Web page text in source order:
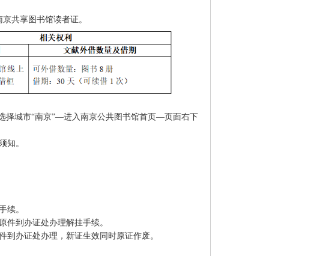
共享图书馆读者证。
城市“南京”—进入南京公共图书馆首页—页面右下
知。
续。
件到办证处办理解挂手续。
办证处办理，新证生效同时原证作废。